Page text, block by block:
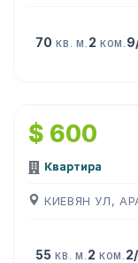
70 КВ. М. 2 КОМ.
$ 600
Квартира
КИЕВЯН УЛ,
55 КВ. М. 2 КОМ.